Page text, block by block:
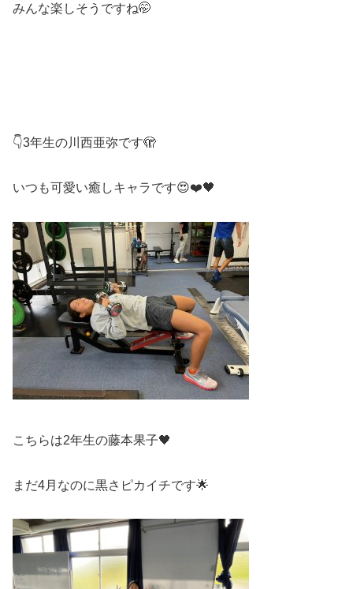
みんな楽しそうですね🤭
👇3年生の川西亜弥です🫣
いつも可愛い癒しキャラです😍❤️🖤
こちらは2年生の藤本果子🖤
まだ4月なのに黒さピカイチです🌟